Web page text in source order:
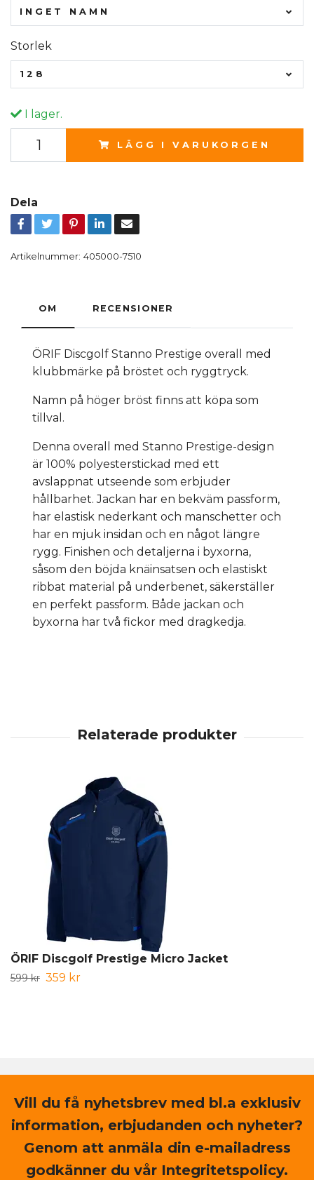
INGET NAMN
Storlek
128
I lager.
LÄGG I VARUKORGEN
Dela
Artikelnummer: 405000-7510
OM RECENSIONER
ÖRIF Discgolf Stanno Prestige overall med
klubbmärke på bröstet och ryggtryck.
Namn på höger bröst finns att köpa som
tillval.
Denna overall med Stanno Prestige-design
är 100% polyesterstickad med ett
avslappnat utseende som erbjuder
hållbarhet. Jackan har en bekväm passform,
har elastisk nederkant och manschetter och
har en mjuk insidan och en något längre
rygg. Finishen och detaljerna i byxorna,
såsom den böjda knäinsatsen och elastiskt
ribbat material på underbenet, säkerställer
en perfekt passform. Både jackan och
byxorna har två fickor med dragkedja.
ÖRIF Discgolf Prestige Micro Jacket
599 kr 359 kr
Vill du få nyhetsbrev med bl.a exklusiv
information, erbjudanden och nyheter?
Genom att anmäla din e-mailadress
godkänner du vår Integritetspolicy.